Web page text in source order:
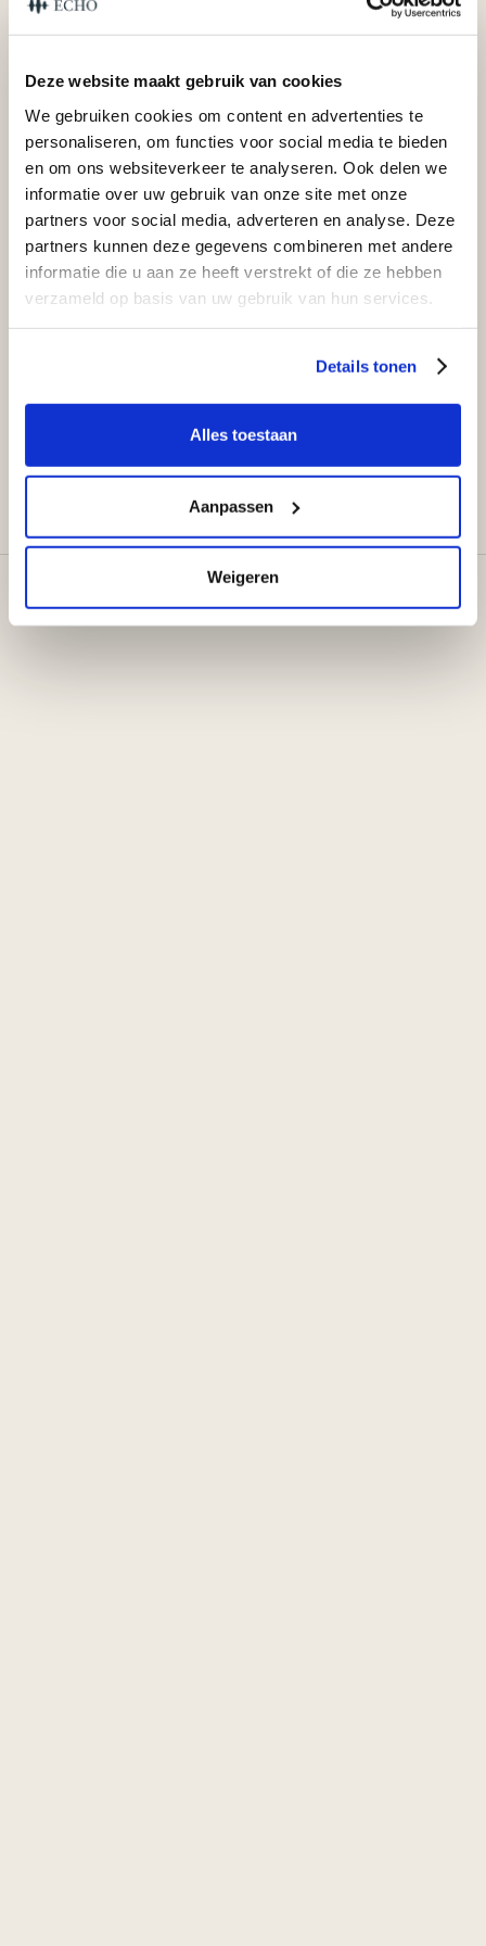
Deze website maakt gebruik van cookies
We gebruiken cookies om content en advertenties te
personaliseren, om functies voor social media te bieden
en om ons websiteverkeer te analyseren. Ook delen we
informatie over uw gebruik van onze site met onze
partners voor social media, adverteren en analyse. Deze
partners kunnen deze gegevens combineren met andere
informatie die u aan ze heeft verstrekt of die ze hebben
verzameld op basis van uw gebruik van hun services.
Details tonen
Alles toestaan
Aanpassen
Weigeren
Conclusie